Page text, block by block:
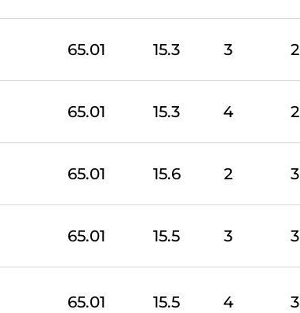
65.01 15.3 3 2
65.01 15.3 4 2
65.01 15.6 2 3
65.01 15.5 3 3
65.01 15.5 4 3